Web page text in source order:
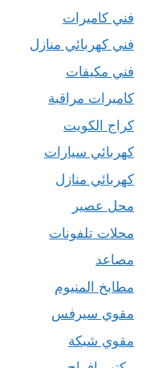
فني كاميرات
فني كهربائي منازل
فني مكيفات
كاميرات مراقبة
كراج الكويت
كهربائي سيارات
كهربائي منازل
محل عصير
محلات تلفونات
مصاعد
مطابخ المنيوم
مقوي سيرفس
مقوي شبكة